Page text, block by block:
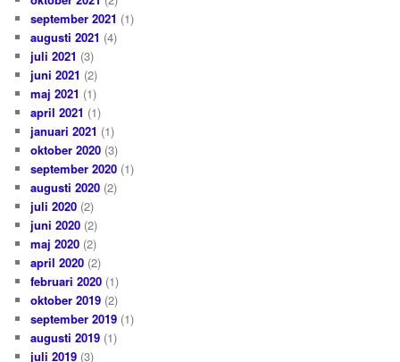
september 2021 (1)
augusti 2021 (4)
juli 2021 (3)
juni 2021 (2)
maj 2021 (1)
april 2021 (1)
januari 2021 (1)
oktober 2020 (3)
september 2020 (1)
augusti 2020 (2)
juli 2020 (2)
juni 2020 (2)
maj 2020 (2)
april 2020 (2)
februari 2020 (1)
oktober 2019 (2)
september 2019 (1)
augusti 2019 (1)
juli 2019 (3)